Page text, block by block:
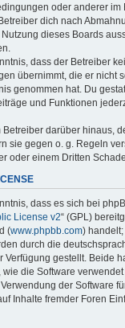
oder anderer im
dich nach
dieses Boards
dass der Betreiber
übernimmt, die er nicht
genommen hat. Du
und Funktionen
Betreiber darüber hinaus,
sie gegen o. g. Regeln
oder einem Dritten
dass es sich bei
License v2“ (GPL)
(www.phpbb.com)
durch die
Verfügung gestellt. Beide
wie die Software
der Software
Inhalte fremder Foren